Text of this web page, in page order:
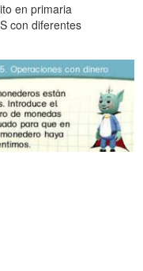
en primaria
con diferentes